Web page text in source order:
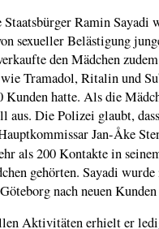
Ramin Sayadi
sexueller Belästigung
den Mädchen
Tramadol, Ritalin und
Kunden hatte. Als die
aus. Die Polizei glaubt,
Jan-Åke
als 200 Kontakte in
gehörten. Sayadi
nach neuen Kunden
Aktivitäten erhielt er